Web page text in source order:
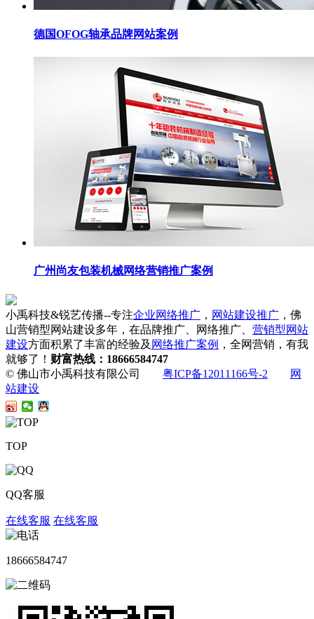
德国OFOG轴承品牌网站案例
广州尚友包装机械网络营销推广案例
小禹科技&锐艺传播--专注企业网络推广 ， 网站建设推广 ，佛
山营销型网站建设多年，在品牌推广、网络推广、 营销型网站
建设方面积累了丰富的经验及 网络推广案例 ，全网营销，有我
就够了！ 财富热线：18666584747
© 佛山市小禹科技有限公司 粤ICP备12011166号-2
网
站建设
TOP
QQ客服
在线客服 在线客服
18666584747